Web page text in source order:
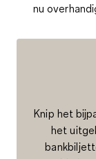
nu
Knip het
het